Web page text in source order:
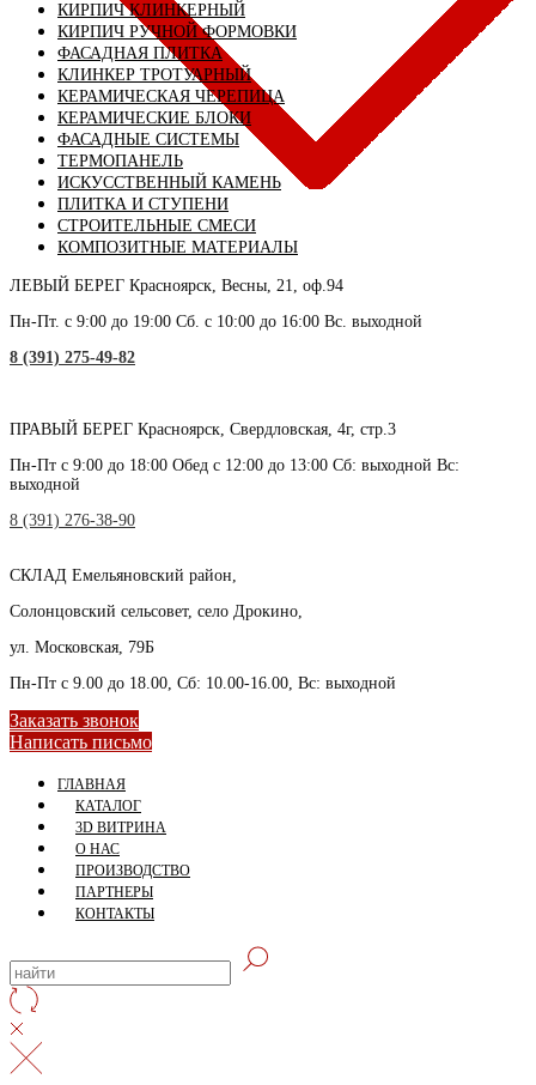
СКЛАД село Дрокино, ул.
КИРПИЧ КЛИНКЕРНЫЙ
КИРПИЧ РУЧНОЙ ФОРМОВКИ
ФАСАДНАЯ ПЛИТКА
КЛИНКЕР ТРОТУАРНЫЙ
КЕРАМИЧЕСКАЯ ЧЕРЕПИЦА
КЕРАМИЧЕСКИЕ БЛОКИ
ФАСАДНЫЕ СИСТЕМЫ
ТЕРМОПАНЕЛЬ
ИСКУССТВЕННЫЙ КАМЕНЬ
ПЛИТКА И СТУПЕНИ
СТРОИТЕЛЬНЫЕ СМЕСИ
КОМПОЗИТНЫЕ МАТЕРИАЛЫ
ЛЕВЫЙ БЕРЕГ Красноярск, Весны, 21, оф.94
Пн-Пт. с 9:00 до 19:00 Сб. с 10:00 до 16:00 Вс. выходной
8 (391) 275-49-82
ПРАВЫЙ БЕРЕГ Красноярск, Свердловская, 4г, стр.3
Пн-Пт с 9:00 до 18:00 Обед с 12:00 до 13:00 Сб: выходной Вс:
выходной
8 (391) 276-38-90
СКЛАД Емельяновский район,
Солонцовский сельсовет, село Дрокино,
ул. Московская, 79Б
Пн-Пт с 9.00 до 18.00, Сб: 10.00-16.00, Вс: выходной
Заказать звонок
Написать письмо
ГЛАВНАЯ
КАТАЛОГ
3D ВИТРИНА
О НАС
ПРОИЗВОДСТВО
ПАРТНЕРЫ
КОНТАКТЫ